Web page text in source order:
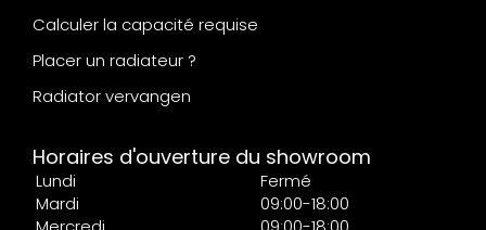
Calculer la capacité requise
Placer un radiateur ?
Radiator vervangen
Horaires d'ouverture du showroom
Lundi
Fermé
Mardi
09:00-18:00